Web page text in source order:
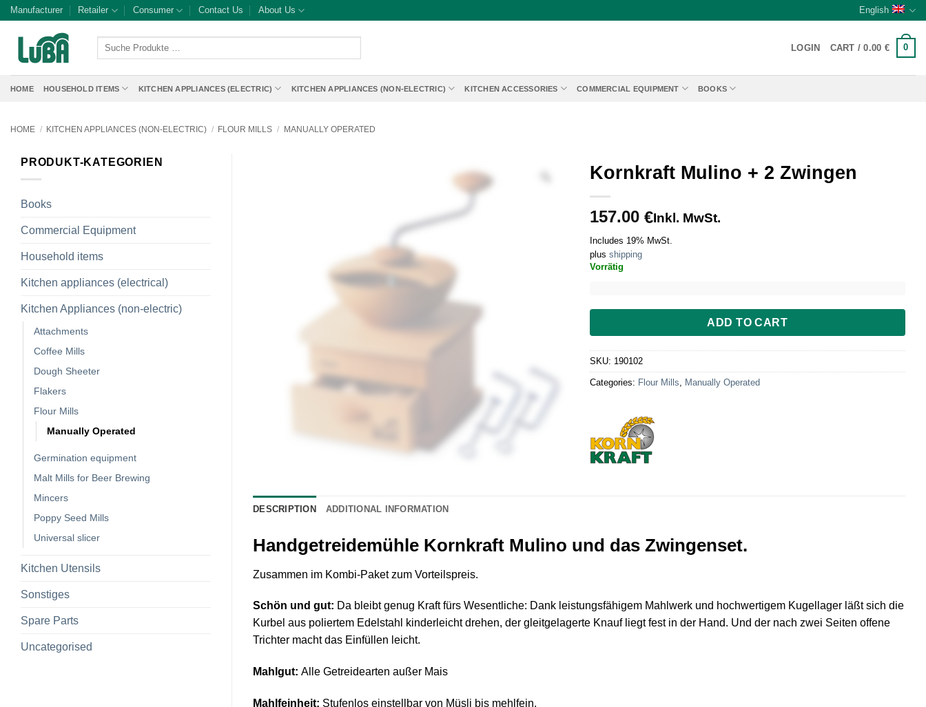
SkipManufacturer Retailer Consumer Contact Us About Us English
Suche
LOGIN CART /0.00 € 0
HOME HOUSEHOLD ITEMS KITCHEN APPLIANCES (ELECTRIC) KITCHEN APPLIANCES (NON-ELECTRIC) KITCHEN ACCESSORIES COMMERCIAL EQUIPMENT BOOKS
HOME / KITCHEN APPLIANCES (NON-ELECTRIC) / FLOUR MILLS / MANUALLY OPERATED
PRODUKT-KATEGORIEN
Books
Commercial Equipment
Household items
Kitchen appliances (electrical)
Kitchen Appliances (non-electric)
Attachments
Coffee Mills
Dough Sheeter
Flakers
Flour Mills
Manually Operated
Germination equipment
Malt Mills for Beer Brewing
Mincers
Poppy Seed Mills
Universal slicer
Kitchen Utensils
Sonstiges
Spare Parts
Uncategorised
Kornkraft Mulino + 2 Zwingen
157.00 €Inkl. MwSt.
Includes 19% MwSt.
plus shipping
Vorrätig
ADD TO CART
SKU: 190102
Categories: Flour Mills Manually Operated
DESCRIPTION ADDITIONAL INFORMATION
Handgetreidemühle Kornkraft Mulino und das Zwingenset.
Zusammen im Kombi-Paket zum Vorteilspreis.
Schön und gut: Da bleibt genug Kraft fürs Wesentliche: Dank leistungsfähigem Mahlwerk und hochwertigem Kugellager läßt sich die
Kurbel aus poliertem Edelstahl kinderleicht drehen, der gleitgelagerte Knauf liegt fest in der Hand. Und der nach zwei Seiten offene
Trichter macht das Einfüllen leicht.
Mahlgut: Alle Getreidearten außer Mais
Mahlfeinheit: Stufenlos einstellbar von Müsli bis mehlfein.